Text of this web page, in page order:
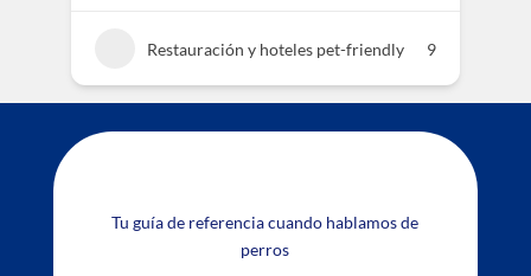
Restauración y hoteles pet-friendly 9
Tu guía de referencia cuando hablamos de
perros